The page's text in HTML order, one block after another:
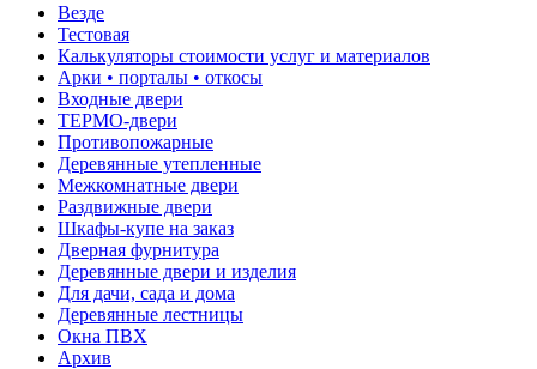
Везде
Тестовая
Калькуляторы стоимости услуг и материалов
Арки • порталы • откосы
Входные двери
ТЕРМО-двери
Противопожарные
Деревянные утепленные
Межкомнатные двери
Раздвижные двери
Шкафы-купе на заказ
Дверная фурнитура
Деревянные двери и изделия
Для дачи, сада и дома
Деревянные лестницы
Окна ПВХ
Архив